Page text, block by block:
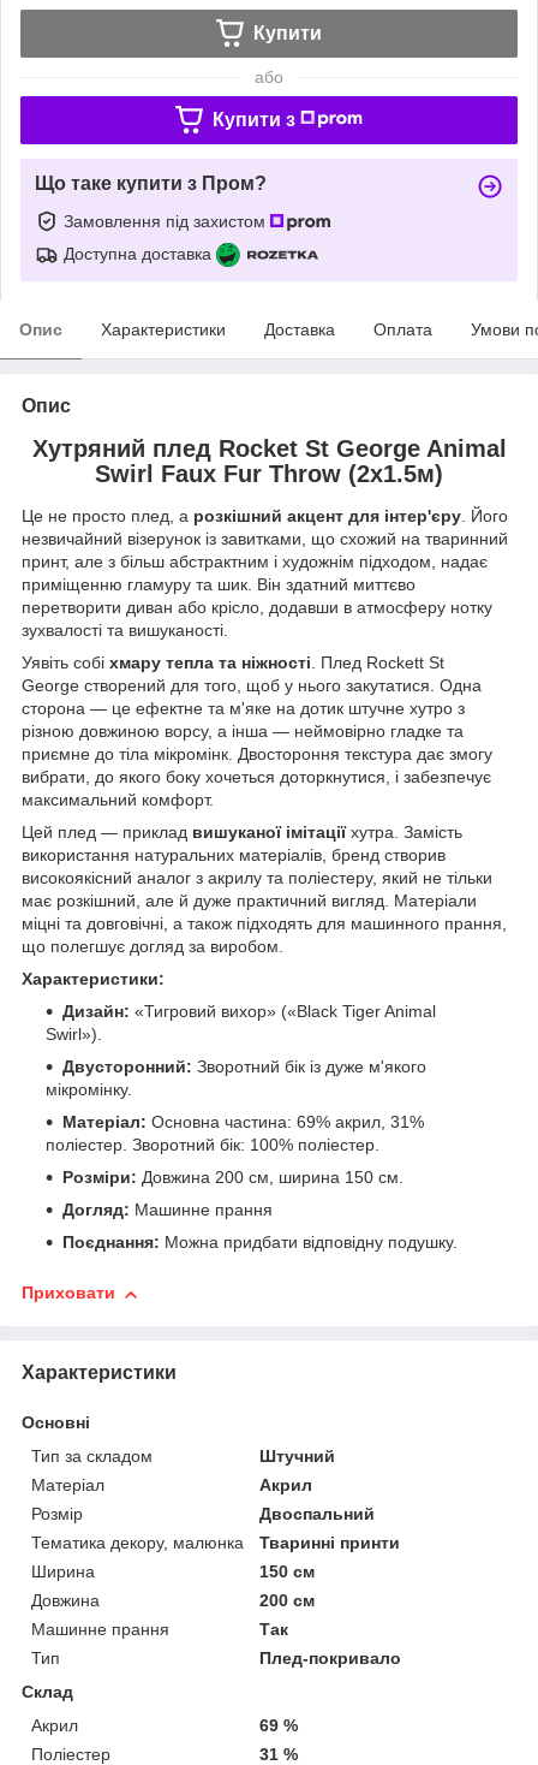
Купити
або
Купити з
Що таке купити з Пром?
Замовлення під захистом
Доступна доставка
Опис Характеристики Доставка Оплата Умови
Опис
Хутряний плед Rocket St George Animal
Swirl Faux Fur Throw (2х1.5м)
Це не просто плед, а розкішний акцент для інтер'єру. Його
незвичайний візерунок із завитками, що схожий на тваринний
принт, але з більш абстрактним і художнім підходом, надає
приміщенню гламуру та шик. Він здатний миттєво
перетворити диван або крісло, додавши в атмосферу нотку
зухвалості та вишуканості.
Уявіть собі хмару тепла та ніжності. Плед Rockett St
George створений для того, щоб у нього закутатися. Одна
сторона — це ефектне та м'яке на дотик штучне хутро з
різною довжиною ворсу, а інша — неймовірно гладке та
приємне до тіла мікромінк. Двостороння текстура дає змогу
вибрати, до якого боку хочеться доторкнутися, і забезпечує
максимальний комфорт.
Цей плед — приклад вишуканої імітаціїхутра. Замість
використання натуральних матеріалів, бренд створив
високоякісний аналог з акрилу та поліестеру, який не тільки
має розкішний, але й дуже практичний вигляд. Матеріали
міцні та довговічні, а також підходять для машинного прання,
що полегшує догляд за виробом.
Характеристики:
Дизайн: «Тигровий вихор» («Black Tiger Animal
Swirl»).
Двусторонний: Зворотний бік із дуже м'якого
мікромінку.
Матеріал: Основна частина: 69% акрил, 31%
поліестер. Зворотний бік: 100% поліестер.
Розміри: Довжина 200 см, ширина 150 см.
Догляд: Машинне прання
Поєднання: Можна придбати відповідну подушку.
Приховати
Характеристики
Основні
Тип за складом
Штучний
Матеріал
Акрил
Розмір
Двоспальний
Тематика декору, малюнка
Тваринні принти
Ширина
150 см
Довжина
200 см
Машинне прання
Так
Тип
Плед-покривало
Склад
Акрил
69 %
Поліестер
31 %